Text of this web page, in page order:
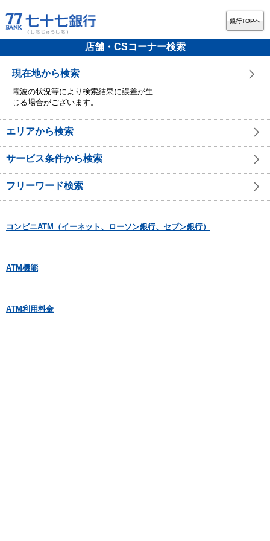
銀行TOPへ
店舗・CSコーナー検索
現在地から検索
電波の状況等により検索結果に誤差が生
じる場合がございます。
エリアから検索
サービス条件から検索
フリーワード検索
コンビニATM（イーネット、ローソン銀行、セブン銀行）
ATM機能
ATM利用料金